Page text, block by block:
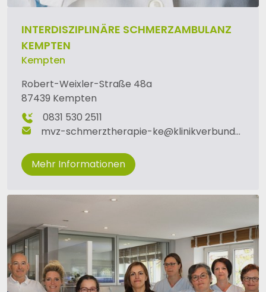
INTERDISZIPLINÄRE SCHMERZAMBULANZ
KEMPTEN
Kempten
Robert-Weixler-Straße 48a
87439 Kempten
0831 530 2511
mvz-schmerztherapie-ke@klinikverbund-allgaeu
Mehr Informationen